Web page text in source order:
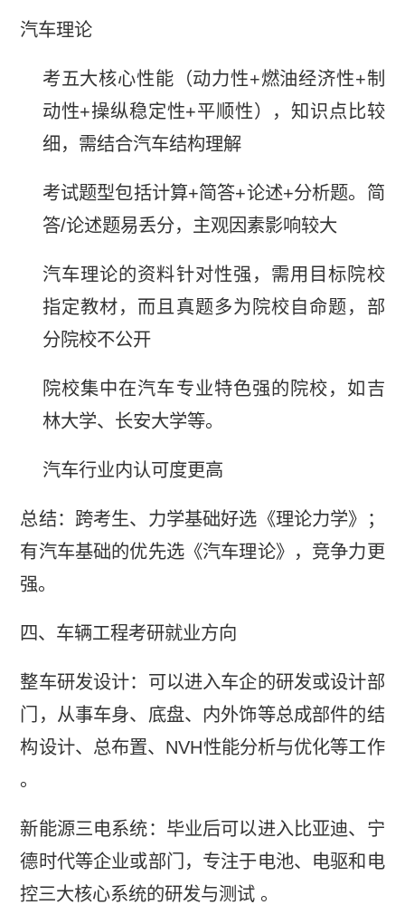
汽车理论
考五大核心性能（动力性+燃油经济性+制
动性+操纵稳定性+平顺性），知识点比较
细，需结合汽车结构理解
考试题型包括计算+简答+论述+分析题。简
答/论述题易丢分，主观因素影响较大
汽车理论的资料针对性强，需用目标院校
指定教材，而且真题多为院校自命题，部
分院校不公开
院校集中在汽车专业特色强的院校，如吉
林大学、长安大学等。
汽车行业内认可度更高
总结：跨考生、力学基础好选《理论力学》；
有汽车基础的优先选《汽车理论》，竞争力更
强。
四、车辆工程考研就业方向
整车研发设计：可以进入车企的研发或设计部
门，从事车身、底盘、内外饰等总成部件的结
构设计、总布置、NVH性能分析与优化等工作
。
新能源三电系统：毕业后可以进入比亚迪、宁
德时代等企业或部门，专注于电池、电驱和电
控三大核心系统的研发与测试 。